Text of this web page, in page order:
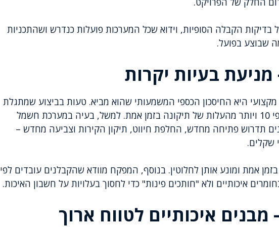
הקבלה הסופיות, וידוא שכל המערכות פועלות כנדרש ושהתכניות
שבוצע בפועל.
מניעת בעיות יקרות
היא החיסכון הכספי המשמעותי שהוא מביא. טעות בביצוע שמתגלת
אחרי סיום הפרויקט יכולה לעלות פי 10 ויותר מהעלות של תיקונה בזמן אמת. למשל, בעיה במערכת חשמל
תדרוש פתיחה מחדש, החלפת חיווט, תיקון הקירות וצביעה מחדש –
שקלים.
אמת ומונע אותן לחלוטין. בנוסף, המפקח מוודא שהקבלנים עובדים לפי
איכותיים ולא "חותכים פינות" כדי לחסוך בעלויות על חשבון האיכות.
איכותיים לטווח ארוך